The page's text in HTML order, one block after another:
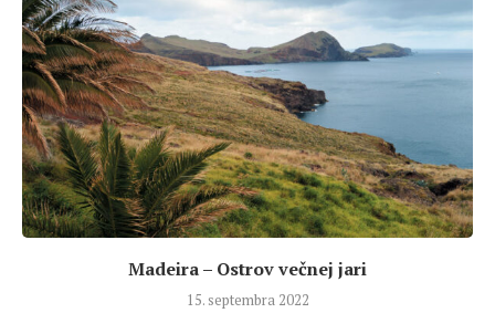
Madeira – Ostrov večnej jari
15. septembra 2022